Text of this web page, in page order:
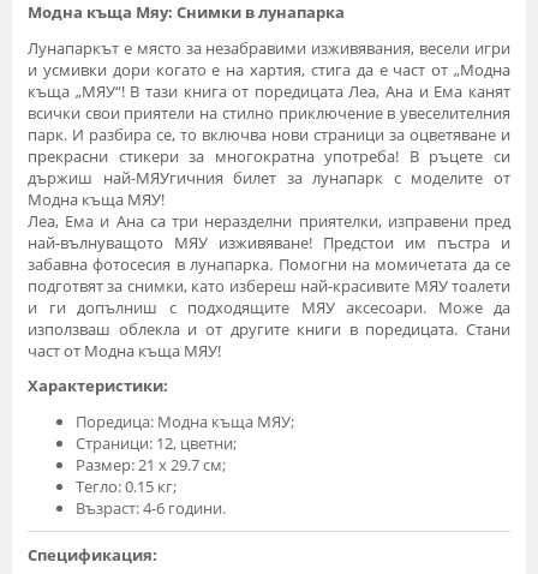
Модна къща Мяу: Снимки в лунапарка
Лунапаркът е място за незабравими изживявания, весели игри
и усмивки дори когато е на хартия, стига да е част от „Модна
къща „МЯУ“! В тази книга от поредицата Леа, Ана и Ема канят
всички свои приятели на стилно приключение в увеселителния
парк. И разбира се, то включва нови страници за оцветяване и
прекрасни стикери за многократна употреба! В ръцете си
държиш най-МЯУгичния билет за лунапарк с моделите от
Модна къща МЯУ!
Леа, Ема и Ана са три неразделни приятелки, изправени пред
най-вълнуващото МЯУ изживяване! Предстои им пъстра и
забавна фотосесия в лунапарка. Помогни на момичетата да се
подготвят за снимки, като избереш най-красивите МЯУ тоалети
и ги допълниш с подходящите МЯУ аксесоари. Може да
използваш облекла и от другите книги в поредицата. Стани
част от Модна къща МЯУ!
Характеристики:
Поредица: Модна къща МЯУ;
Страници: 12, цветни;
Размер: 21 x 29.7 см;
Тегло: 0.15 кг;
Възраст: 4-6 години.
Спецификация: